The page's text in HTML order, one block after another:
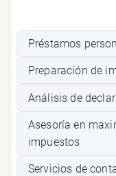
Préstamos
Preparación de
Análisis de
Asesoría en
impuestos
Servicios de